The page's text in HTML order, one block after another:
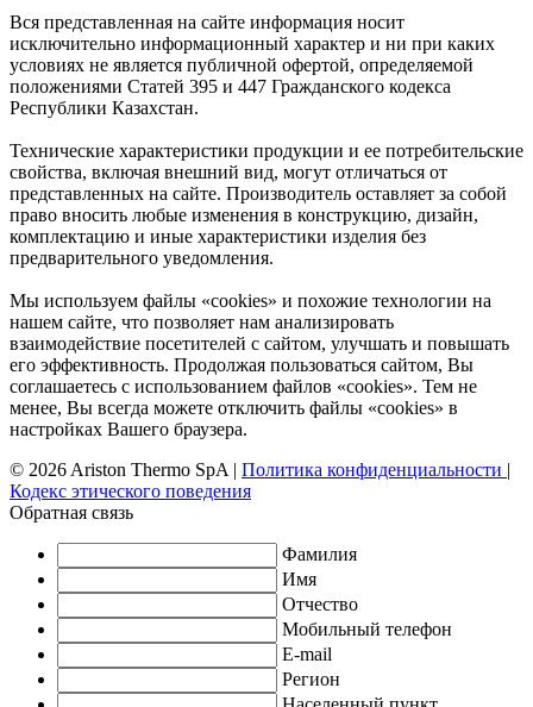
Вся представленная на сайте информация носит
исключительно информационный характер и ни при каких
условиях не является публичной офертой, определяемой
положениями Статей 395 и 447 Гражданского кодекса
Республики Казахстан.
Технические характеристики продукции и ее потребительские
свойства, включая внешний вид, могут отличаться от
представленных на сайте. Производитель оставляет за собой
право вносить любые изменения в конструкцию, дизайн,
комплектацию и иные характеристики изделия без
предварительного уведомления.
Мы используем файлы «cookies» и похожие технологии на
нашем сайте, что позволяет нам анализировать
взаимодействие посетителей с сайтом, улучшать и повышать
его эффективность. Продолжая пользоваться сайтом, Вы
соглашаетесь с использованием файлов «cookies». Тем не
менее, Вы всегда можете отключить файлы «cookies» в
настройках Вашего браузера.
© 2026 Ariston Thermo SpA | Политика конфиденциальности |
Кодекс этического поведения
Обратная связь
Фамилия
Имя
Отчество
Мобильный телефон
E-mail
Регион